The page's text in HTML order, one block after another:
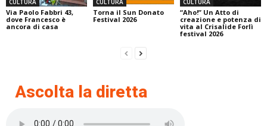
CULTURA
Via Paolo Fabbri 43,
dove Francesco è
ancora di casa
CULTURA
Torna il Sun Donato
Festival 2026
CULTURA
“Aho!” Un Atto di
creazione e potenza di
vita al Crisalide Forlì
festival 2026
Ascolta la diretta